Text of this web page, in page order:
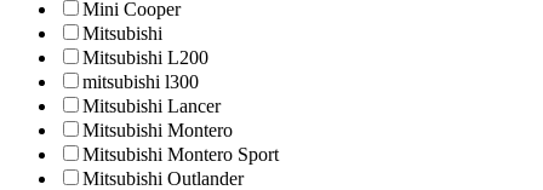
Mini Cooper
Mitsubishi
Mitsubishi L200
mitsubishi l300
Mitsubishi Lancer
Mitsubishi Montero
Mitsubishi Montero Sport
Mitsubishi Outlander